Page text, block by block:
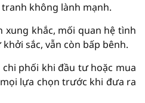
không lành mạnh.
xung khắc, mối quan hệ tình
sắc, vẫn còn bấp bênh.
phối khi đầu tư hoặc mua
lựa chọn trước khi đưa ra